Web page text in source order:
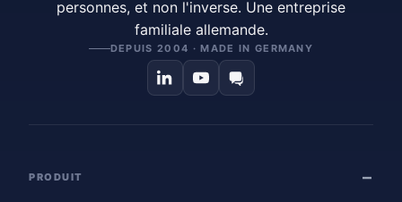
personnes, et non l'inverse. Une entreprise
familiale allemande.
DEPUIS 2004 · MADE IN GERMANY
PRODUIT